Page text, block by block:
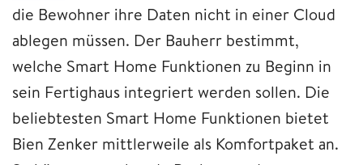
die Bewohner ihre Daten nicht in einer Cloud
ablegen müssen. Der Bauherr bestimmt,
welche Smart Home Funktionen zu Beginn in
sein Fertighaus integriert werden sollen. Die
beliebtesten Smart Home Funktionen bietet
Bien Zenker mittlerweile als Komfortpaket an.